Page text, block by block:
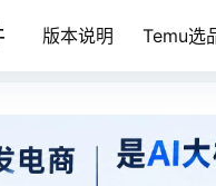
版本说明 Temu选